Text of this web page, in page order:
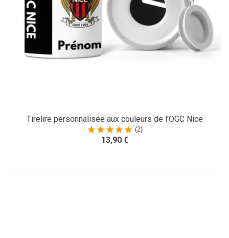
Tirelire personnalisée aux couleurs de l'OGC Nice
(2)
13,90 €